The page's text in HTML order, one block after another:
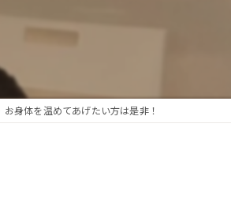
お身体を温めてあげたい方は是非！